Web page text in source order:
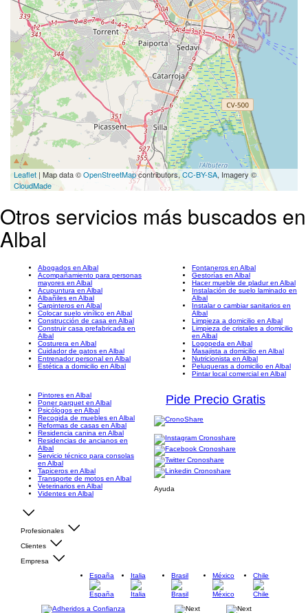
Leaflet | Map data ©OpenStreetMapcontributors,CC-BY-SA, Imagery ©
CloudMade
Otros servicios más buscados en
Albal
Abogados en Albal
Acompañamiento para personas
mayores en Albal
Acupuntura en Albal
Albañiles en Albal
Carpinteros en Albal
Colocar suelo vinílico en Albal
Construcción de casa en Albal
Construir casa prefabricada en
Albal
Costurera en Albal
Cuidador de gatos en Albal
Entrenador personal en Albal
Estética a domicilio en Albal
Fontaneros en Albal
Gestorías en Albal
Hacer mueble de pladur en Albal
Instalación de suelo laminado en
Albal
Instalar o cambiar sanitarios en
Albal
Limpieza a domicilio en Albal
Limpieza de cristales a domicilio
en Albal
Logopeda en Albal
Masajista a domicilio en Albal
Nutricionista en Albal
Peluqueras a domicilio en Albal
Pintar local comercial en Albal
Pintores en Albal
Poner parquet en Albal
Psicólogos en Albal
Recogida de muebles en Albal
Reformas de casas en Albal
Residencia canina en Albal
Residencias de ancianos en
Albal
Servicio técnico para consolas
en Albal
Tapiceros en Albal
Transporte de motos en Albal
Veterinarios en Albal
Videntes en Albal
Pide Precio Gratis
Ayuda
Profesionales
Clientes
Empresa
España
Italia Brasil México Chile